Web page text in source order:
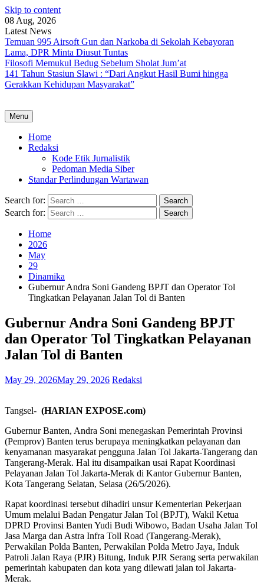
Skip to content
08 Aug, 2026
Latest News
Temuan 995 Airsoft Gun dan Narkoba di Sekolah Kebayoran
Lama, DPR Minta Diusut Tuntas
Filosofi Memukul Bedug Sebelum Sholat Jum’at
141 Tahun Stasiun Slawi : “Dari Angkut Hasil Bumi hingga
Gerakkan Kehidupan Masyarakat”
Menu
Home
Redaksi
Kode Etik Jurnalistik
Pedoman Media Siber
Standar Perlindungan Wartawan
Search for:
Search for:
Home
2026
May
29
Dinamika
Gubernur Andra Soni Gandeng BPJT dan Operator Tol
Tingkatkan Pelayanan Jalan Tol di Banten
Gubernur Andra Soni Gandeng BPJT
dan Operator Tol Tingkatkan Pelayanan
Jalan Tol di Banten
May 29, 2026May 29, 2026 Redaksi
Tangsel- (HARIAN EXPOSE.com)
Gubernur Banten, Andra Soni menegaskan Pemerintah Provinsi
(Pemprov) Banten terus berupaya meningkatkan pelayanan dan
kenyamanan masyarakat pengguna Jalan Tol Jakarta-Tangerang dan
Tangerang-Merak. Hal itu disampaikan usai Rapat Koordinasi
Pelayanan Jalan Tol Jakarta-Merak di Kantor Gubernur Banten,
Kota Tangerang Selatan, Selasa (26/5/2026).
Rapat koordinasi tersebut dihadiri unsur Kementerian Pekerjaan
Umum melalui Badan Pengatur Jalan Tol (BPJT), Wakil Ketua
DPRD Provinsi Banten Yudi Budi Wibowo, Badan Usaha Jalan Tol
Jasa Marga dan Astra Infra Toll Road (Tangerang-Merak),
Perwakilan Polda Banten, Perwakilan Polda Metro Jaya, Induk
Patroli Jalan Raya (PJR) Bitung, Induk PJR Serang serta perwakilan
pemerintah kabupaten dan kota yang dilewati jalan tol Jakarta-
Merak.